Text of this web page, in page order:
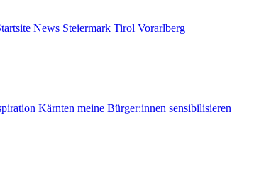
News Steiermark Tirol Vorarlberg
Kärnten meine Bürger:innen sensibilisieren